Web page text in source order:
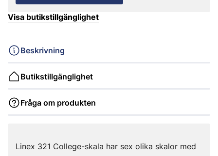
Visa butikstillgänglighet
Beskrivning
Butikstillgänglighet
Fråga om produkten
Linex 321 College-skala har sex olika skalor med